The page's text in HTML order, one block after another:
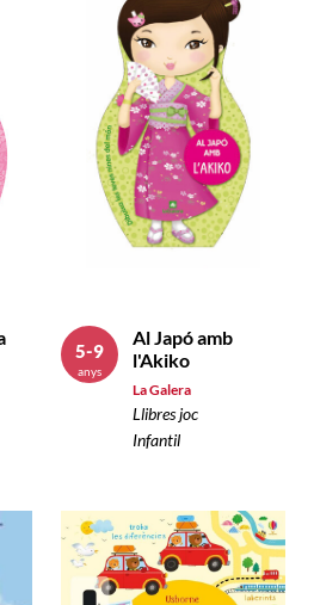
Al Japó amb
l'Akiko
La Galera
Llibres joc
Infantil
5-9
anys